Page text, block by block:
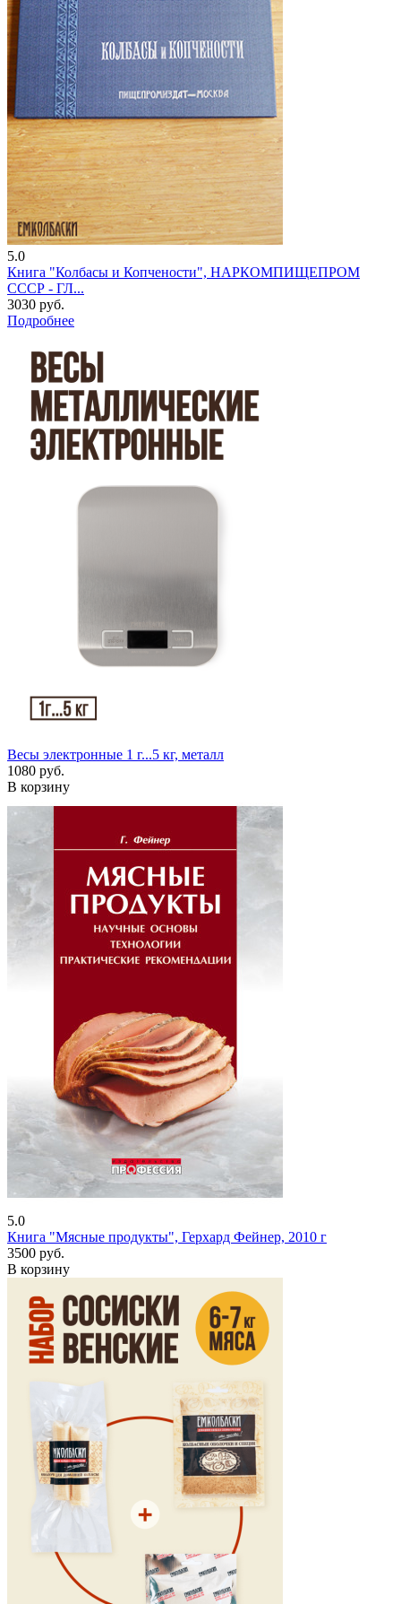
5.0
Книга "Колбасы и Копчености", НАРКОМПИЩЕПРОМ
СССР - ГЛ...
3030 руб.
Подробнее
Весы электронные 1 г...5 кг, металл
1080 руб.
В корзину
5.0
Книга "Мясные продукты", Герхард Фейнер, 2010 г
3500 руб.
В корзину